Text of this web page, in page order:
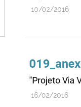
10/02/2016
"Projeto Via
16/02/2016